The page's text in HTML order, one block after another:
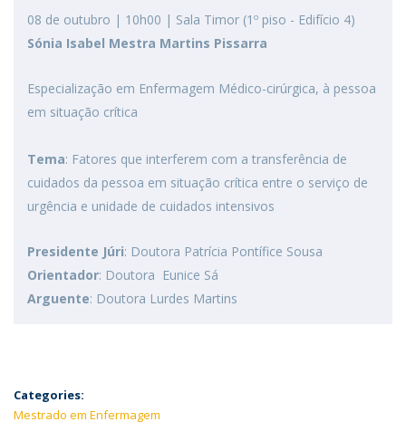
08 de outubro | 10h00 | Sala Timor (1º piso - Edifício 4)
Sónia Isabel Mestra Martins Pissarra
Especialização em Enfermagem Médico-cirúrgica, à pessoa
em situação crítica
Tema: Fatores que interferem com a transferência de
cuidados da pessoa em situação crítica entre o serviço de
urgência e unidade de cuidados intensivos
Presidente Júri: Doutora Patrícia Pontífice Sousa
Orientador: Doutora Eunice Sá
Arguente: Doutora Lurdes Martins
Categories:
Mestrado em Enfermagem